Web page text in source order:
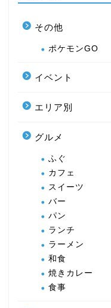
その他
ポケモンGO
イベント
エリア別
グルメ
ふぐ
カフェ
スイーツ
バー
パン
ランチ
ラーメン
和食
焼きカレー
食事